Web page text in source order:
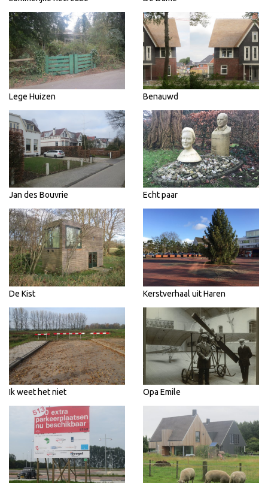
Lege Huizen Benauwd
Jan des Bouvrie Echt paar
De Kist Kerstverhaal uit Haren
Ik weet het niet Opa Emile